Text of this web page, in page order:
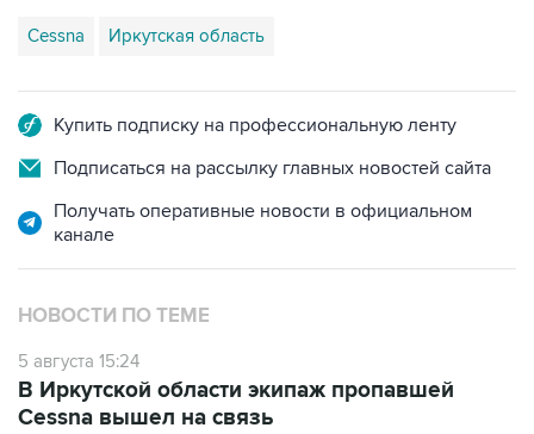
Cessna Иркутская область
Купить подписку на профессиональную ленту
Подписаться на рассылку главных новостей сайта
Получать оперативные новости в официальном
канале
НОВОСТИ ПО ТЕМЕ
5 августа 15:24
В Иркутской области экипаж пропавшей
Cessna вышел на связь